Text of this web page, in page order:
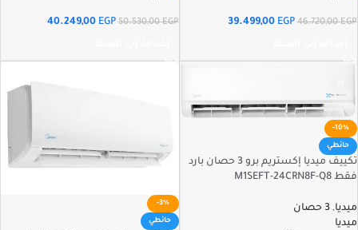
46.720,00EGP
39.499,00 EGP
50.530,00EGP
40.249,00 EGP
-10%
حائطي
تكييف ميديا إكستريم برو 3 حصان بارد
فقط M1SEFT-24CRN8F-Q8
ميديا, 3 حصان
ميديا
-3%
حائطي